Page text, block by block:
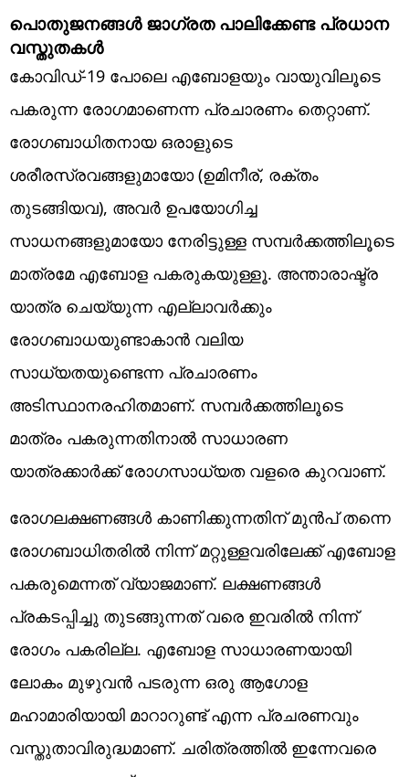
പൊതുജനങ്ങൾ ജാഗ്രത പാലിക്കേണ്ട പ്രധാന
വസ്തുതകൾ
കോവിഡ്-19 പോലെ എബോളയും വായുവിലൂടെ
പകരുന്ന രോഗമാണെന്ന പ്രചാരണം തെറ്റാണ്.
രോഗബാധിതനായ ഒരാളുടെ
ശരീരസ്രവങ്ങളുമായോ (ഉമിനീര്, രക്തം
തുടങ്ങിയവ), അവർ ഉപയോഗിച്ച
സാധനങ്ങളുമായോ നേരിട്ടുള്ള സമ്പർക്കത്തിലൂടെ
മാത്രമേ എബോള പകരുകയുള്ളൂ. അന്താരാഷ്ട്ര
യാത്ര ചെയ്യുന്ന എല്ലാവർക്കും
രോഗബാധയുണ്ടാകാൻ വലിയ
സാധ്യതയുണ്ടെന്ന പ്രചാരണം
അടിസ്ഥാനരഹിതമാണ്. സമ്പർക്കത്തിലൂടെ
മാത്രം പകരുന്നതിനാൽ സാധാരണ
യാത്രക്കാർക്ക് രോഗസാധ്യത വളരെ കുറവാണ്.
രോഗലക്ഷണങ്ങൾ കാണിക്കുന്നതിന് മുൻപ് തന്നെ
രോഗബാധിതരിൽ നിന്ന് മറ്റുള്ളവരിലേക്ക് എബോള
പകരുമെന്നത് വ്യാജമാണ്. ലക്ഷണങ്ങൾ
പ്രകടപ്പിച്ചു തുടങ്ങുന്നത് വരെ ഇവരിൽ നിന്ന്
രോഗം പകരില്ല. എബോള സാധാരണയായി
ലോകം മുഴുവൻ പടരുന്ന ഒരു ആഗോള
മഹാമാരിയായി മാറാറുണ്ട് എന്ന പ്രചരണവും
വസ്തുതാവിരുദ്ധമാണ്. ചരിത്രത്തിൽ ഇന്നേവരെ